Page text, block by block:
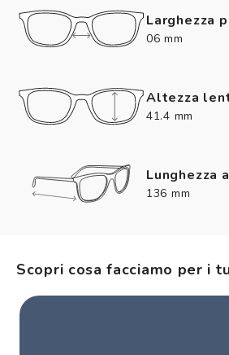
Larghezza
06 mm
Altezza
41.4 mm
Lunghezza
136 mm
Scopri cosa facciamo per i